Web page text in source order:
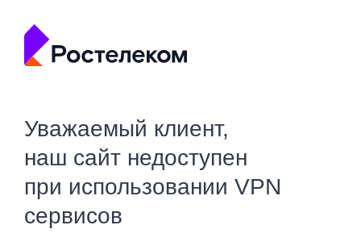
Уважаемый клиент,
наш сайт недоступен
при использовании VPN
сервисов